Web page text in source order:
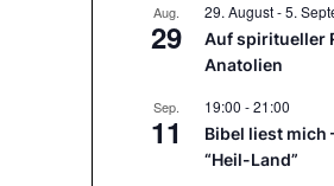
Aug.
29
29. August-5.
Auf spiritueller
Anatolien
Sep.
11
19:00 -21:00
Bibel liest mich
“Heil-Land”